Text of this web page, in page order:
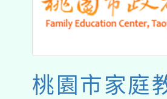
桃園市家庭